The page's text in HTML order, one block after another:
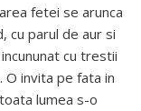
fetei se arunca
cu parul de aur si
cu trestii
O invita pe fata in
lumea s-o